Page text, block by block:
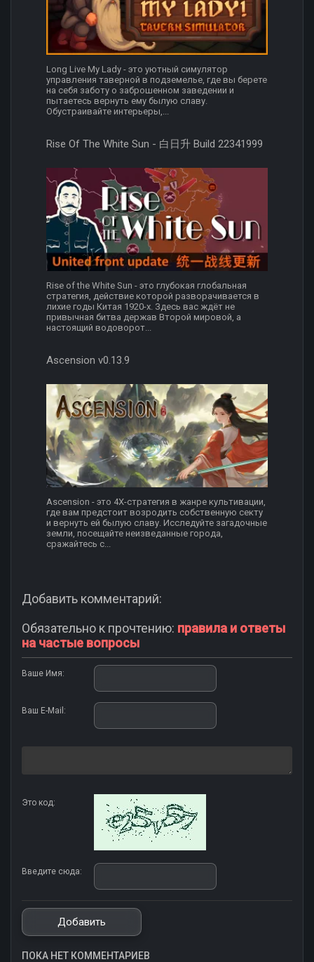
Long Live My Lady - это уютный симулятор
управления таверной в подземелье, где вы берете
на себя заботу о заброшенном заведении и
пытаетесь вернуть ему былую славу.
Обустраивайте интерьеры,...
Rise Of The White Sun - 白日升 Build 22341999
Rise of the White Sun - это глубокая глобальная
стратегия, действие которой разворачивается в
лихие годы Китая 1920-х. Здесь вас ждёт не
привычная битва держав Второй мировой, а
настоящий водоворот...
Ascension v0.13.9
Ascension - это 4X-стратегия в жанре культивации,
где вам предстоит возродить собственную секту
и вернуть ей былую славу. Исследуйте загадочные
земли, посещайте неизведанные города,
сражайтесь с...
Добавить комментарий:
Обязательно к прочтению: правила и ответы
на частые вопросы
Ваше Имя:
Ваш E-Mail:
Это код:
Введите сюда:
ПОКА НЕТ КОММЕНТАРИЕВ